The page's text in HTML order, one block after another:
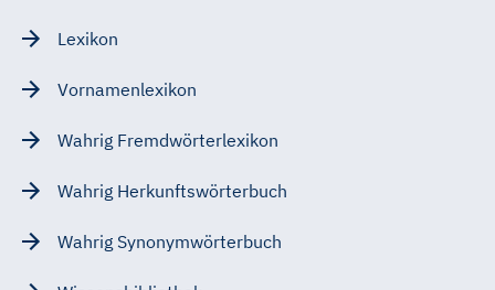
Lexikon
Vornamenlexikon
Wahrig Fremdwörterlexikon
Wahrig Herkunftswörterbuch
Wahrig Synonymwörterbuch